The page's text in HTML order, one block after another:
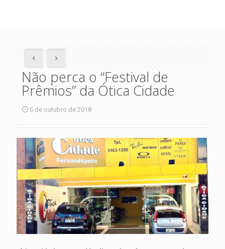
Não perca o “Festival de
Prêmios” da Ótica Cidade
6 de outubro de 2018